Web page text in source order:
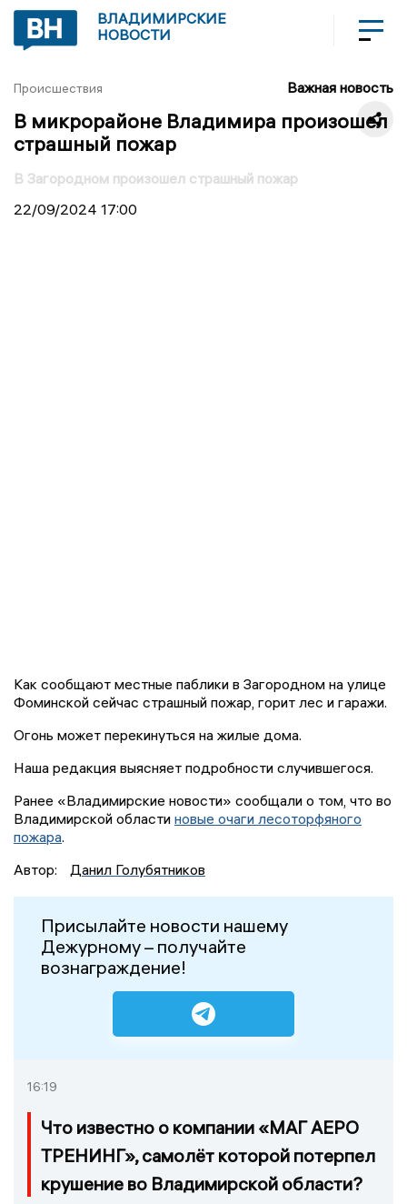
ВЛАДИМИРСКИЕ
НОВОСТИ
Происшествия Важная новость
В микрорайоне Владимира произошел
страшный пожар
В Загородном произошел страшный пожар
22/09/2024 17:00
Как сообщают местные паблики в Загородном на улице
Фоминской сейчас страшный пожар, горит лес и гаражи.
Огонь может перекинуться на жилые дома.
Наша редакция выясняет подробности случившегося.
Ранее «Владимирские новости» сообщали о том, что во
Владимирской области новые очаги лесоторфяного
пожара.
Автор:
Данил Голубятников
Присылайте новости нашему
Дежурному – получайте
вознаграждение!
16:19
Что известно о компании «МАГ АЕРО
ТРЕНИНГ», самолёт которой потерпел
крушение во Владимирской области?